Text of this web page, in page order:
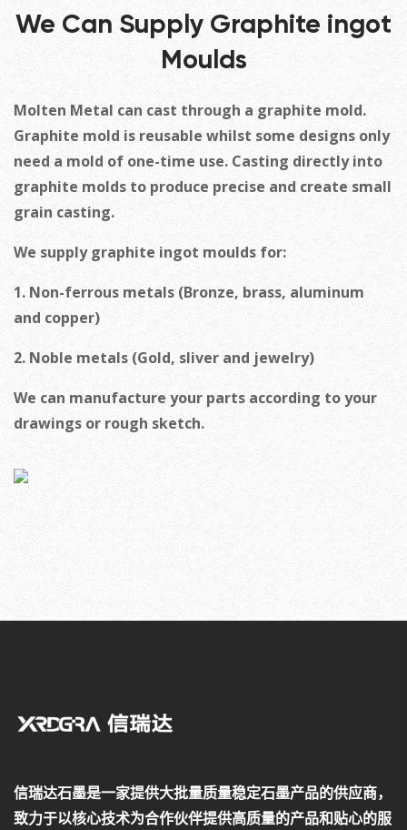
We Can Supply Graphite ingot
Moulds
Molten Metal can cast through a graphite mold.
Graphite mold is reusable whilst some designs only
need a mold of one-time use. Casting directly into
graphite molds to produce precise and create small
grain casting.
We supply graphite ingot moulds for:
1. Non-ferrous metals (Bronze, brass, aluminum
and copper)
2. Noble metals (Gold, sliver and jewelry)
We can manufacture your parts according to your
drawings or rough sketch.
信瑞达石墨是一家提供大批量质量稳定石墨产品的供应商，
致力于以核心技术为合作伙伴提供高质量的产品和贴心的服